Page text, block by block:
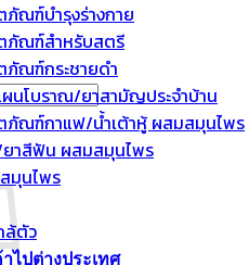
ณฑ์บำรุงร่างกาย
ภัณฑ์สำหรับสตรี
ณฑ์กระชายดำ
นโบราณ/ยาสามัญประจำบ้าน
ณฑ์กาแฟ/น้ำเต้าหู้ ผสมสมุนไพร
าสีฟัน ผสมสมุนไพร
มุนไพร
ล้ตัว
ไปต่างประเทศ